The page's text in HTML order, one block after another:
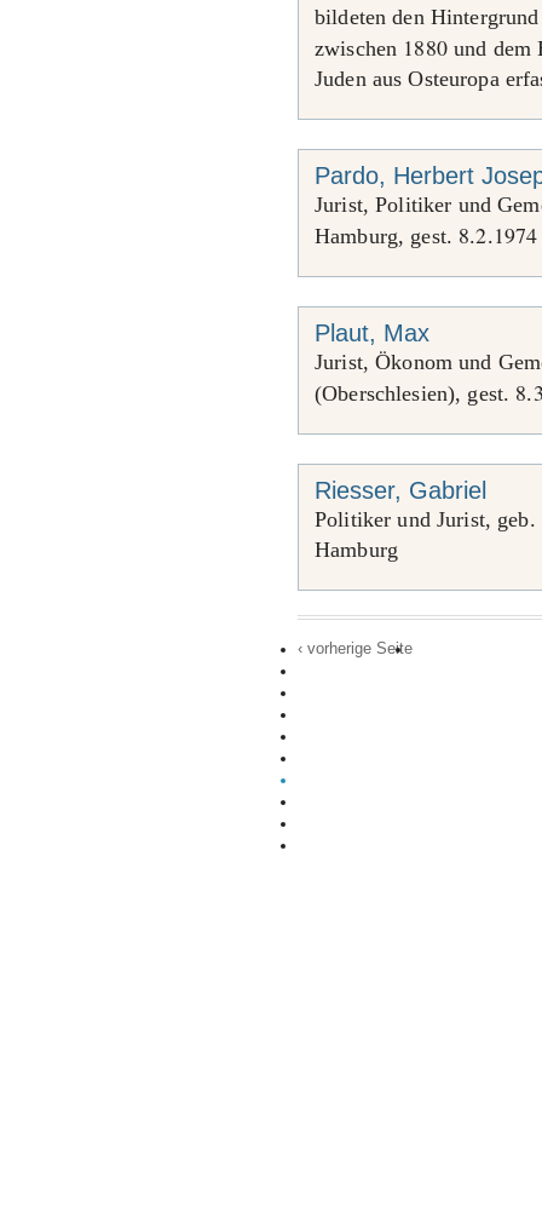
bildeten den
zwischen 1880und dem
Juden aus Osteuropa
Pardo, Herbert
Jurist, Politiker und
Hamburg, gest. 8.2.1974
Plaut, Max
Jurist, Ökonom und
(Oberschlesien), gest. 8.
Riesser, Gabriel
Politiker und Jurist, geb.
Hamburg
‹ vorherige Seite